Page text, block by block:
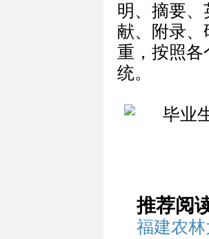
明、摘要
献、附录、
重，按照各
统。
推荐阅
福建农